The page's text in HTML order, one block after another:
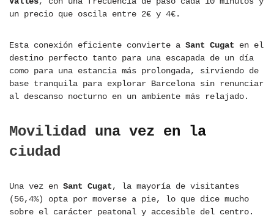
un precio que oscila entre 2€ y 4€.
Esta conexión eficiente convierte a Sant Cugat en el
destino perfecto tanto para una escapada de un día
como para una estancia más prolongada, sirviendo de
base tranquila para explorar Barcelona sin renunciar
al descanso nocturno en un ambiente más relajado.
Movilidad una vez en la
ciudad
Una vez en Sant Cugat, la mayoría de visitantes
(56,4%) opta por moverse a pie, lo que dice mucho
sobre el carácter peatonal y accesible del centro.